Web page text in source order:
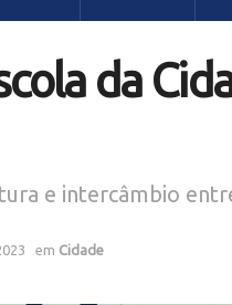
da
e intercâmbio
em Cidade